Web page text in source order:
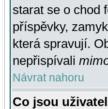
starat se o chod
příspěvky,
která spravují.
nepřispívali
Návrat nahoru
Co jsou